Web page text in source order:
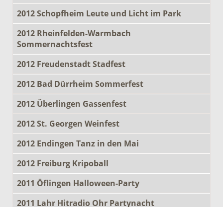
2012 Schopfheim Leute und Licht im Park
2012 Rheinfelden-Warmbach
Sommernachtsfest
2012 Freudenstadt Stadfest
2012 Bad Dürrheim Sommerfest
2012 Überlingen Gassenfest
2012 St. Georgen Weinfest
2012 Endingen Tanz in den Mai
2012 Freiburg Kripoball
2011 Öflingen Halloween-Party
2011 Lahr Hitradio Ohr Partynacht